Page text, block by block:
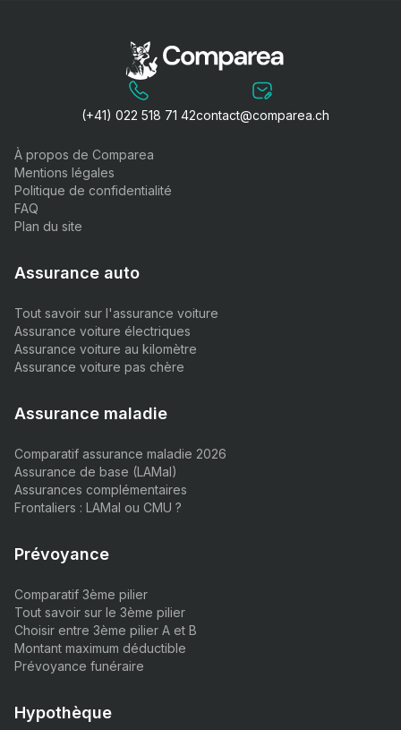
(+41) 022 518 71 42contact@comparea.ch
À propos de Comparea
Mentions légales
Politique de confidentialité
FAQ
Plan du site
Assurance auto
Tout savoir sur l'assurance voiture
Assurance voiture électriques
Assurance voiture au kilomètre
Assurance voiture pas chère
Assurance maladie
Comparatif assurance maladie 2026
Assurance de base (LAMal)
Assurances complémentaires
Frontaliers : LAMal ou CMU ?
Prévoyance
Comparatif 3ème pilier
Tout savoir sur le 3ème pilier
Choisir entre 3ème pilier A et B
Montant maximum déductible
Prévoyance funéraire
Hypothèque